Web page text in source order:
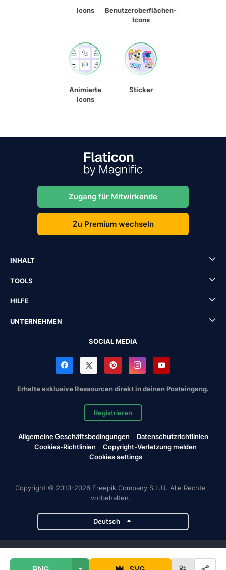
Icons
Benutzeroberflächen-
Icons
Animierte
Icons
Sticker
Zugang für Mitwirkende
Zu Premium wechseln
INHALT
TOOLS
HILFE
UNTERNEHMEN
SOCIAL MEDIA
Erhalte exklusive Ressourcen direkt in deinen Posteingang.
Registrieren
Allgemeine Geschäftsbedingungen
Datenschutzrichtlinien
Cookies-Richtlinien
Copyright-Verletzung melden
Cookies settings
Copyright © 2010-2026 Freepik Company S.L.U. Alle Rechte
vorbehalten.
Deutsch